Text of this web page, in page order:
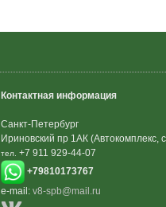
Контактная информация
Санкт-Петербург
Ириновский пр 1АК (Автокомплекс,
тел. +7 911 929-44-07
+79810173767
e-mail: v8-spb@mail.ru